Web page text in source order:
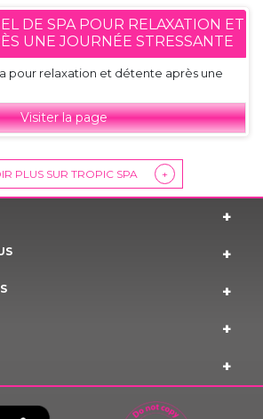
DE SPA POUR RELAXATION ET
UNE JOURNÉE STRESSANTE
pour relaxation et détente après une
Visiter la page
PLUS SUR TROPIC SPA +